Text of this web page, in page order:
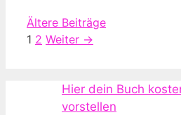
Ältere Beiträge
Seite
1 Seite
2 Weiter →
Hier dein Buch
vorstellen